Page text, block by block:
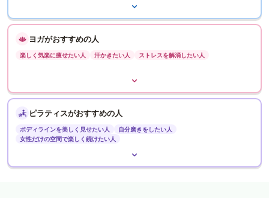
ヨガがおすすめの人
楽しく気楽に痩せたい人 汗かきたい人 ストレスを解消したい人
ピラティスがおすすめの人
ボディラインを美しく見せたい人
自分磨きをしたい人
女性だけの空間で楽しく続けたい人